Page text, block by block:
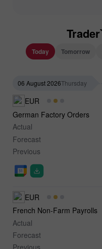
Today Tomorrow
06 August 2026Thursday
EUR
German Factory Orders
Actual
Forecast
Previous
EUR
French Non-Farm Payrolls
Actual
Forecast